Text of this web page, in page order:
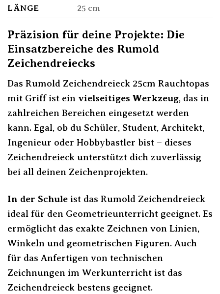
LÄNGE 25 cm
Präzision für deine Projekte: Die
Einsatzbereiche des Rumold
Zeichendreiecks
Das Rumold Zeichendreieck 25cm Rauchtopas
mit Griff ist ein vielseitiges Werkzeug, das in
zahlreichen Bereichen eingesetzt werden
kann. Egal, ob du Schüler, Student, Architekt,
Ingenieur oder Hobbybastler bist – dieses
Zeichendreieck unterstützt dich zuverlässig
bei all deinen Zeichenprojekten.
In der Schule ist das Rumold Zeichendreieck
ideal für den Geometrieunterricht geeignet. Es
ermöglicht das exakte Zeichnen von Linien,
Winkeln und geometrischen Figuren. Auch
für das Anfertigen von technischen
Zeichnungen im Werkunterricht ist das
Zeichendreieck bestens geeignet.